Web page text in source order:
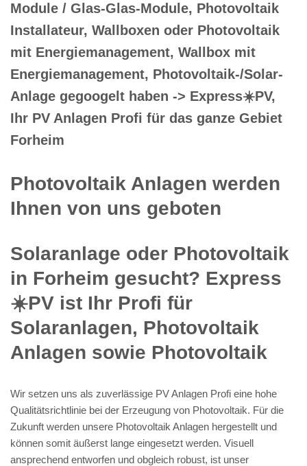
Module / Glas-Glas-Module, Photovoltaik
Installateur, Wallboxen oder Photovoltaik
mit Energiemanagement, Wallbox mit
Energiemanagement, Photovoltaik-/Solar-
Anlage gegoogelt haben -> Express☀️PV️,
Ihr PV Anlagen Profi für das ganze Gebiet
Forheim
Photovoltaik Anlagen werden
Ihnen von uns geboten
Solaranlage oder Photovoltaik
in Forheim gesucht? Express
☀️PV️ ist Ihr Profi für
Solaranlagen, Photovoltaik
Anlagen sowie Photovoltaik
Wir setzen uns als zuverlässige PV Anlagen Profi eine hohe
Qualitätsrichtlinie bei der Erzeugung von Photovoltaik. Für die
Zukunft werden unsere Photovoltaik Anlagen hergestellt und
können somit äußerst lange eingesetzt werden. Visuell
ansprechend entworfen und obgleich robust, ist unser